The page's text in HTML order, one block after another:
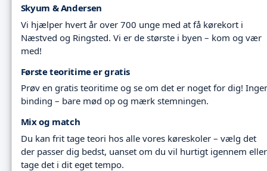
Skyum & Andersen
Vi hjælper hvert år over 700 unge med at få kørekort i
Næstved og Ringsted. Vi er de største i byen – kom og vær
med!
Første teoritime er gratis
Prøv en gratis teoritime og se om det er noget for dig!
binding – bare mød op og mærk stemningen.
Mix og match
Du kan frit tage teori hos alle vores køreskoler – vælg det
der passer dig bedst, uanset om du vil hurtigt igennem eller
tage det i dit eget tempo.